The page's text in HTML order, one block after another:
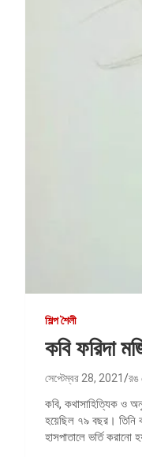
শিল্প শৈলী
কবি ফরিদা
সেপ্টেম্বর 28, 2021 রঙ
কবি, কথাসাহিত্যিক ও
হয়েছিল ৭৯ বছর। তিনি
হাসপাতালে ভর্তি করানো